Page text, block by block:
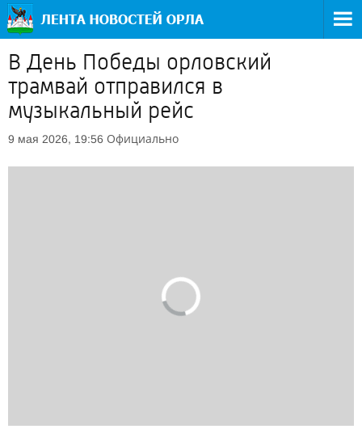
В День Победы орловский
трамвай отправился в
музыкальный рейс
9 мая 2026, 19:56 Официально